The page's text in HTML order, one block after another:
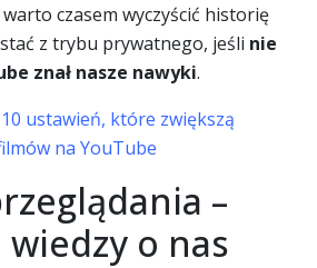
czasem wyczyścić historię
z trybu prywatnego, jeśli nie
znał nasze nawyki.
10 ustawień, które zwiększą
na YouTube
–
o nas